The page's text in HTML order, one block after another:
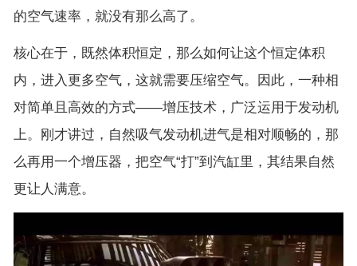
的空气速率，就没有那么高了。
核心在于，既然体积恒定，那么如何让这个恒定体积
内，进入更多空气，这就需要压缩空气。因此，一种相
对简单且高效的方式——增压技术，广泛运用于发动机
上。刚才讲过，自然吸气发动机进气是相对顺畅的，那
么再用一个增压器，把空气“打”到汽缸里，其结果自然
更让人满意。